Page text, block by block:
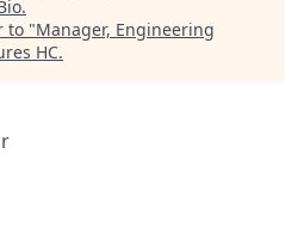
.
to "Manager, Engineering
HC.